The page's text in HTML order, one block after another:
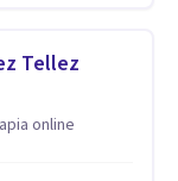
Tellez
online